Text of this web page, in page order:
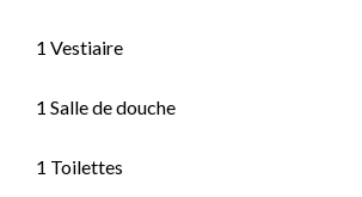
1 Vestiaire
1 Salle de douche
1 Toilettes